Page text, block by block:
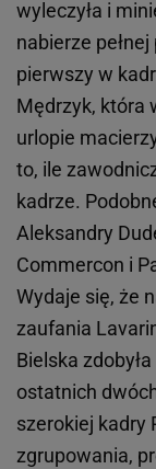
wyleczyła i
nabierze
pierwszy w
Mędrzyk, która
urlopie
to, ile
kadrze.
Aleksandry
Commercon i
Wydaje się, że
zaufania
Bielska
ostatnich
szerokiej kadry
zgrupowania,